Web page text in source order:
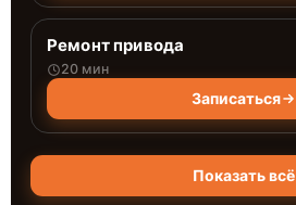
Ремонт привода
20 мин
Записаться
Показать всё